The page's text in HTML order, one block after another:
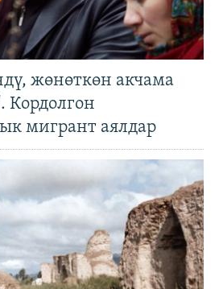
жөнөткөн акчама
мигрант аялдар